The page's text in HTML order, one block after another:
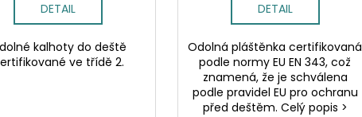
DETAIL
kalhoty do deště
ve třídě 2.
DETAIL
Odolná pláštěnka certifikovaná
podle normy EU EN 343, což
znamená, že je schválena
podle pravidel EU pro ochranu
před deštěm. Celý popis >